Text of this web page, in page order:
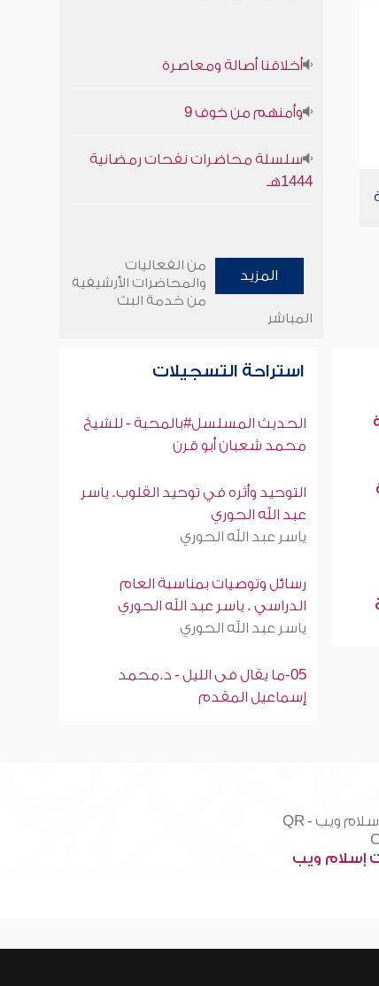
أخلاقنا أصالة ومعاصرة
وأمنهم من خوف 9
سلسلة محاضرات نفحات رمضانية
1444هـ
المزيد
من الفعاليات
والمحاضرات الأرشيفية
من خدمة البث
المباشر
استراحة التسجيلات
الحديث المسلسل#بالمحبة - للشيخ
محمد شعبان أبو قرن
التوحيد وأثره في توحيد القلوب. ياسر
عبد الله الحوري
ياسر عبد الله الحوري
رسائل وتوصيات بمناسبة العام
الدراسي . ياسر عبد الله الحوري
ياسر عبد الله الحوري
05-ما يقال فى الليل - د.محمد
إسماعيل المقدم
إسلام ويب